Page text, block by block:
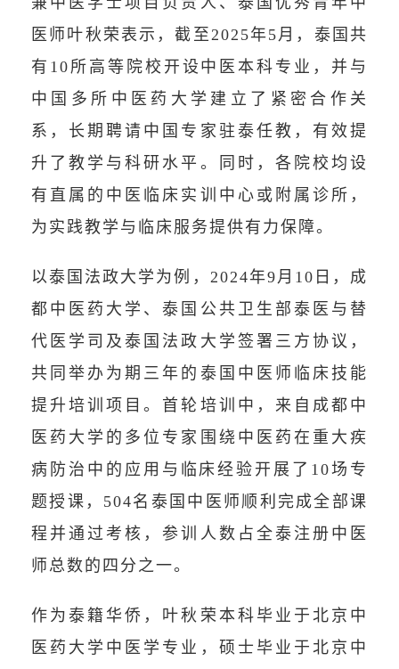
医师叶秋荣表示，截至2025年5月，泰国共
有10所高等院校开设中医本科专业，并与
中国多所中医药大学建立了紧密合作关
系，长期聘请中国专家驻泰任教，有效提
升了教学与科研水平。同时，各院校均设
有直属的中医临床实训中心或附属诊所，
为实践教学与临床服务提供有力保障。
以泰国法政大学为例，2024年9月10日，成
都中医药大学、泰国公共卫生部泰医与替
代医学司及泰国法政大学签署三方协议，
共同举办为期三年的泰国中医师临床技能
提升培训项目。首轮培训中，来自成都中
医药大学的多位专家围绕中医药在重大疾
病防治中的应用与临床经验开展了10场专
题授课，504名泰国中医师顺利完成全部课
程并通过考核，参训人数占全泰注册中医
师总数的四分之一。
作为泰籍华侨，叶秋荣本科毕业于北京中
医药大学中医学专业，硕士毕业于北京中